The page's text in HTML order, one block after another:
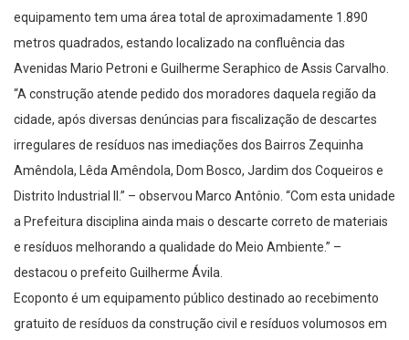
equipamento tem uma área total de aproximadamente 1.890
metros quadrados, estando localizado na confluência das
Avenidas Mario Petroni e Guilherme Seraphico de Assis Carvalho.
“A construção atende pedido dos moradores daquela região da
cidade, após diversas denúncias para fiscalização de descartes
irregulares de resíduos nas imediações dos Bairros Zequinha
Amêndola, Lêda Amêndola, Dom Bosco, Jardim dos Coqueiros e
Distrito Industrial II.” – observou Marco Antônio. “Com esta unidade
a Prefeitura disciplina ainda mais o descarte correto de materiais
e resíduos melhorando a qualidade do Meio Ambiente.” –
destacou o prefeito Guilherme Ávila.
Ecoponto é um equipamento público destinado ao recebimento
gratuito de resíduos da construção civil e resíduos volumosos em